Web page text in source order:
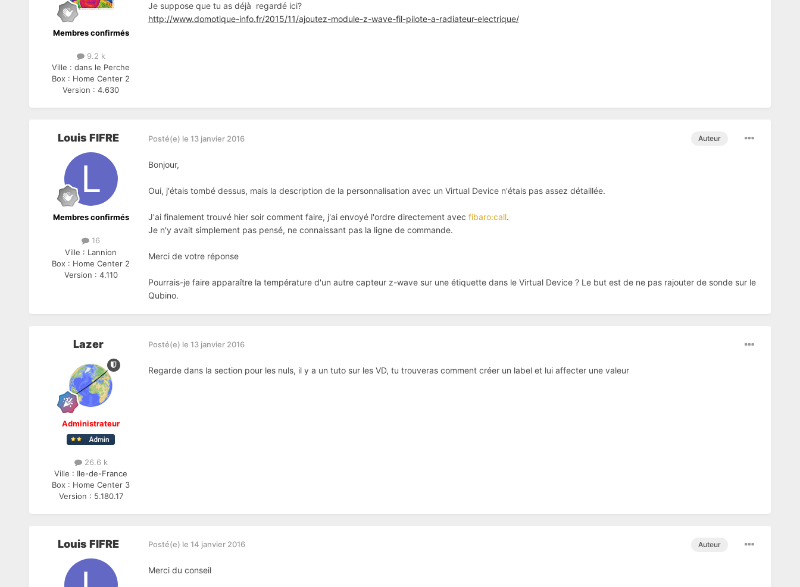
Membres confirmés
9.2 k
Ville :dans le Perche
Box : Home Center 2
Version :4.630
Je suppose que tu as déjà regardé ici?
http://www.domotique-info.fr/2015/11/ajoutez-module-z-wave-fil-pilote-a-radiateur-electrique/
Louis FIFRE
Membres confirmés
16
Ville : Lannion
Box : Home Center 2
Version : 4.110
Auteur
Posté(e) le 13 janvier 2016
Bonjour,
Oui, j'étais tombé dessus, mais la description de la personnalisation avec un Virtual Device n'étais pas assez détaillée.
J'ai finalement trouvé hier soir comment faire, j'ai envoyé l'ordre directement avec fibaro:call.
Je n'y avait simplement pas pensé, ne connaissant pas la ligne de commande.
Merci de votre réponse
Pourrais-je faire apparaître la température d'un autre capteur z-wave sur une étiquette dans le Virtual Device ? Le but est de ne pas rajouter de sonde sur le
Qubino.
Lazer
Administrateur
26.6 k
Ville : Ile-de-France
Box : Home Center 3
Version : 5.180.17
Posté(e) le 13 janvier 2016
Regarde dans la section pour les nuls, il y a un tuto sur les VD, tu trouveras comment créer un label et lui affecter une valeur
Louis FIFRE Auteur
Posté(e) le 14 janvier 2016
Merci du conseil